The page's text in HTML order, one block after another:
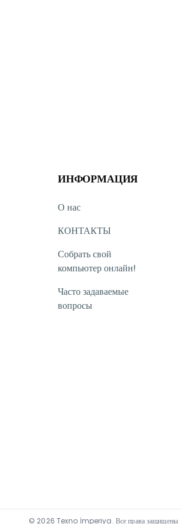
ИНФОРМАЦИЯ
О нас
КОНТАКТЫ
Собрать свой
компьютер онлайн!
Часто задаваемые
вопросы
© 2026 Texno İmperiya. Все права защищены